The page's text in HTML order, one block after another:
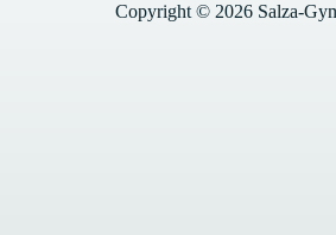
Copyright © 2026 Salza-